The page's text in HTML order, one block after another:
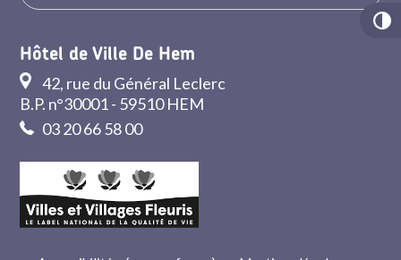
Hôtel de Ville De Hem
42, rue du Général Leclerc
B.P. n°30001 - 59510 HEM
03 20 66 58 00